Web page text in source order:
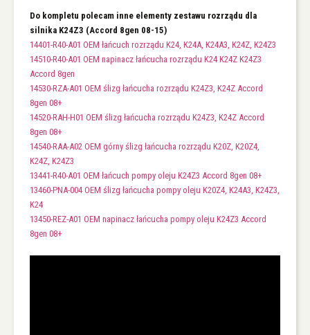
Do kompletu polecam inne elementy zestawu rozrządu dla
silnika K24Z3 (Accord 8gen 08-15)
14401-R40-A01 OEM łańcuch rozrządu K24, K24A, K24A3, K24Z, K24Z3
14510-R40-A01 OEM napinacz łańcucha rozrządu K24 K24Z K24Z3
Accord 8gen
14530-RZA-A01 OEM ślizg łańcucha rozrządu K24Z3, K24Z Accord
8gen 08+
14520-RAH-H01 OEM ślizg łańcucha rozrządu K24Z3, K24Z Accord
8gen 08+
14540-RAA-A02 OEM górny ślizg łańcucha rozrządu K20Z, K20Z4,
K24Z, K24Z3
13441-R40-A01 OEM łańcuch pompy oleju K24Z3 Accord 8gen 08+
13460-PNA-004 OEM ślizg łańcucha pompy oleju K20Z4, K24A3, K24Z3,
K24
13450-REZ-A01 OEM napinacz łańcucha pompy oleju K24Z3 Accord
8gen 08+